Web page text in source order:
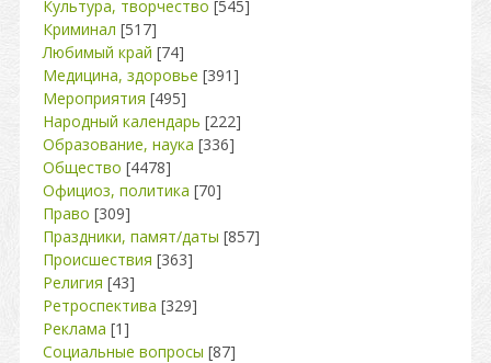
Культура, творчество [545]
Криминал [517]
Любимый край [74]
Медицина, здоровье [391]
Мероприятия [495]
Народный календарь [222]
Образование, наука [336]
Общество [4478]
Официоз, политика [70]
Право [309]
Праздники, памят/даты [857]
Происшествия [363]
Религия [43]
Ретроспектива [329]
Реклама [1]
Социальные вопросы [87]